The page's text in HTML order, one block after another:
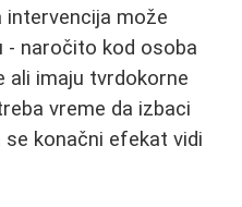
intervencija može
- naročito kod osoba
ali imaju tvrdokorne
vreme da izbaci
konačni efekat vidi